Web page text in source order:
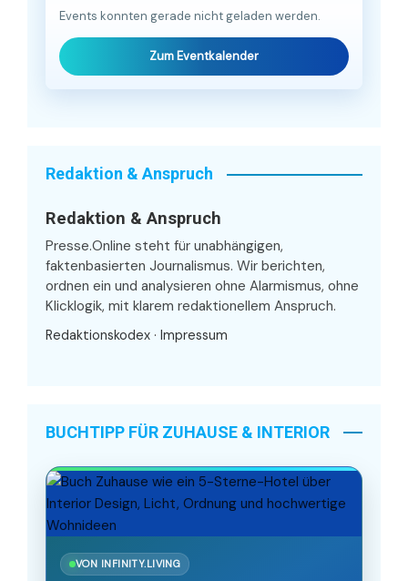
Events konnten gerade nicht geladen werden.
Zum Eventkalender
Redaktion & Anspruch
Redaktion & Anspruch
Presse.Online steht für unabhängigen,
faktenbasierten Journalismus. Wir berichten,
ordnen ein und analysieren ohne Alarmismus, ohne
Klicklogik, mit klarem redaktionellem Anspruch.
Redaktionskodex · Impressum
BUCHTIPP FÜR ZUHAUSE & INTERIOR
VON INFINITY.LIVING